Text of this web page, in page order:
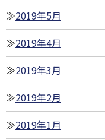
2019年5月
2019年4月
2019年3月
2019年2月
2019年1月